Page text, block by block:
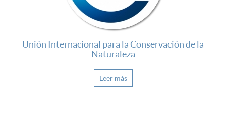
Unión Internacional para la Conservación de la
Naturaleza
Leer más